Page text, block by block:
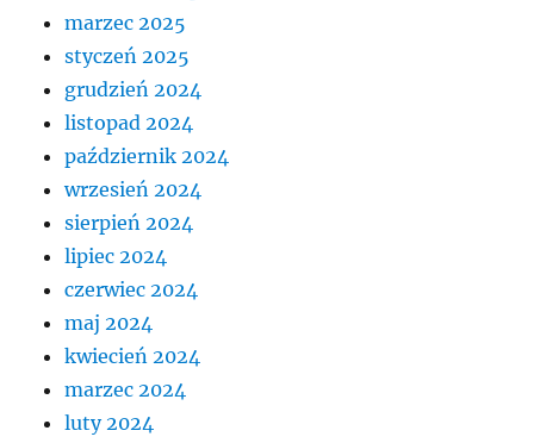
marzec 2025
styczeń 2025
grudzień 2024
listopad 2024
październik 2024
wrzesień 2024
sierpień 2024
lipiec 2024
czerwiec 2024
maj 2024
kwiecień 2024
marzec 2024
luty 2024